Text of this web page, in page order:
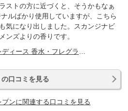
ストの方に近づくと、そうかもなぁ
ルばかり使用していますが、こちら
気になり出しました。スカンジナビ
ンズよりの香りです。
口コミを見る
ンに関連する口コミを見る